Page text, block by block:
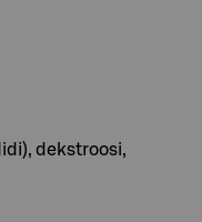
dekstroosi,